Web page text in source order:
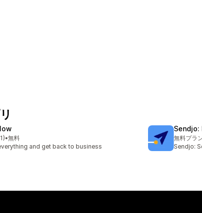
：11701件
•無料
and get back to business
Sendjo:
無料プラ
Sendjo: